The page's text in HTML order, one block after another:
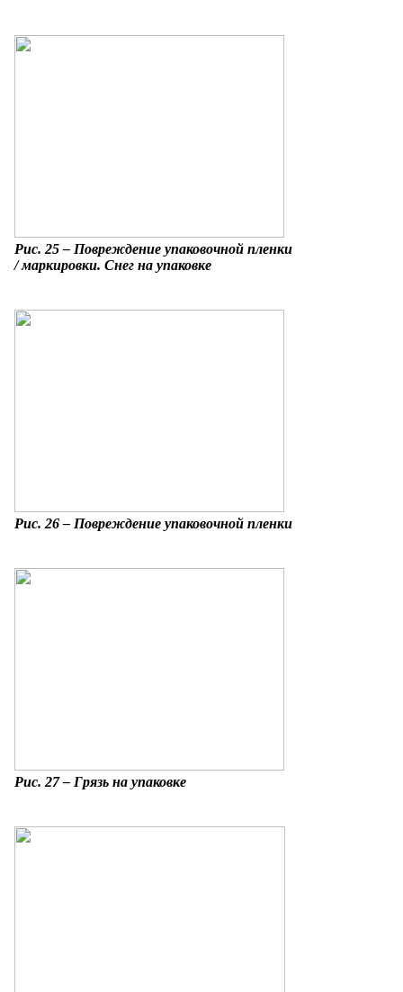
Рис. 25 – Повреждение упаковочной пленки
/ маркировки. Снег на упаковке
Рис. 26 – Повреждение упаковочной пленки
Рис. 27 – Грязь на упаковке